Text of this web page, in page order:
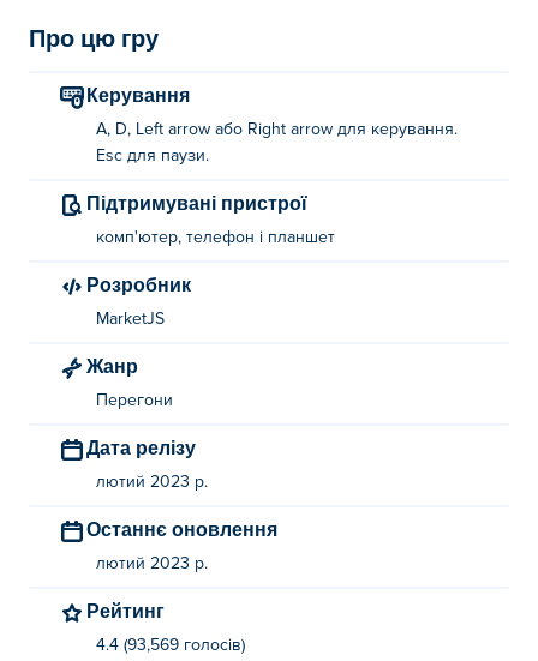
Про цю гру
Керування
A, D, Left arrow або Right arrow для керування.
Esc для паузи.
Підтримувані пристрої
комп'ютер, телефон і планшет
Розробник
MarketJS
Жанр
Перегони
Дата релізу
лютий 2023 р.
Останнє оновлення
лютий 2023 р.
Рейтинг
4.4 (93,569 голосів)